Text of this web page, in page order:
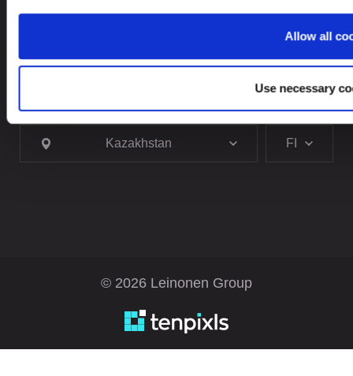
Allow all
Use necessary
Looking for service in a different country?
Kazakhstan FI
© 2026 Leinonen Group